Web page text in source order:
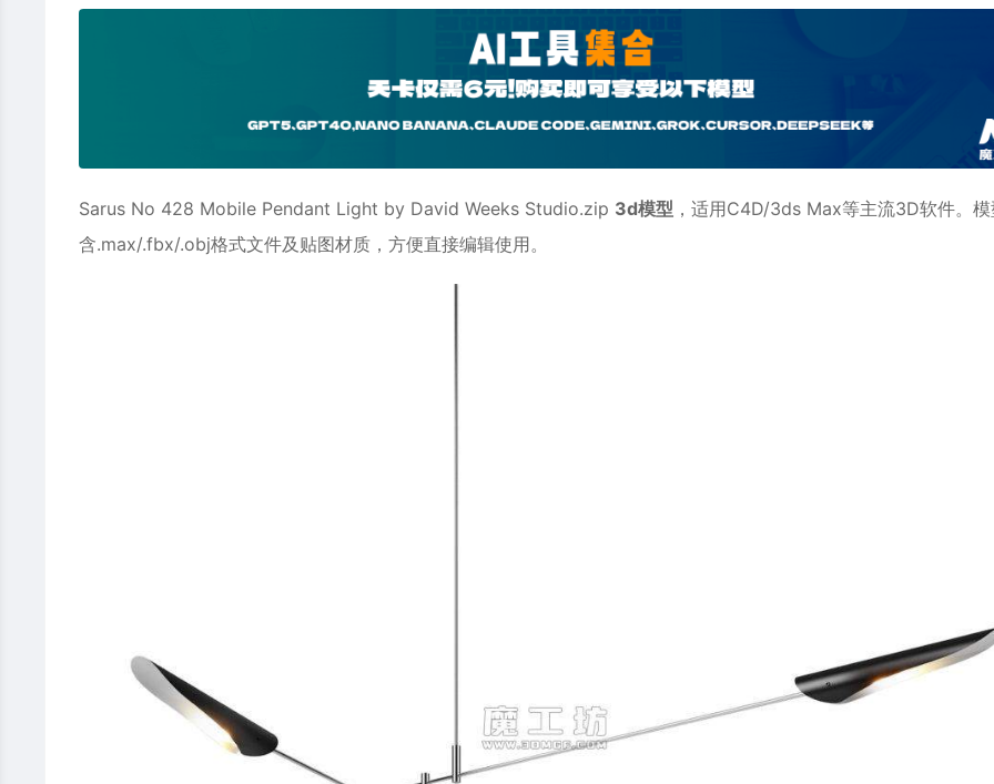
Sarus No 428 Mobile Pendant Light by David Weeks Studio.zip 3d模型 ，适用C4D/3ds Max等主流3D软件。模
含.max/.fbx/.obj格式文件及贴图材质，方便直接编辑使用。